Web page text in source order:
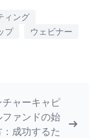
ィング
プ
ウェビナー
チャーキャピ
ファンドの始
成功するた